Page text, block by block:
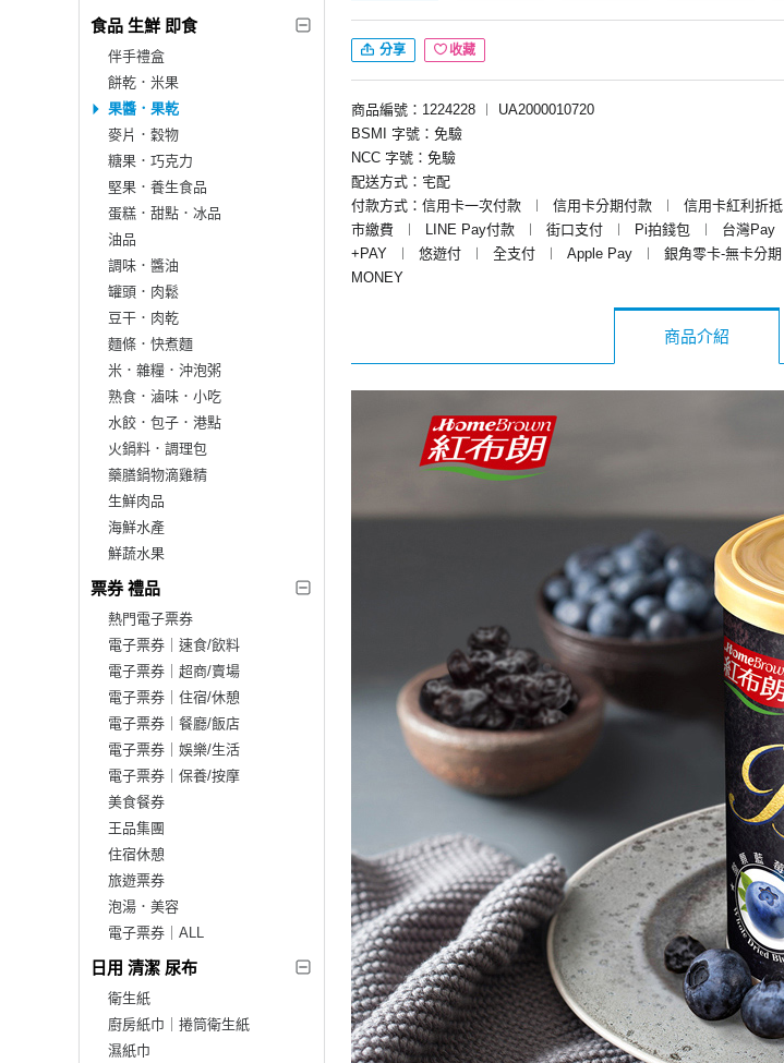
食品 生鮮 即食
伴手禮盒
餅乾．米果
果醬．果乾
麥片．穀物
糖果．巧克力
堅果．養生食品
蛋糕．甜點．冰品
油品
調味．醬油
罐頭．肉鬆
豆干．肉乾
麵條．快煮麵
米．雜糧．沖泡粥
熟食．滷味．小吃
水餃．包子．港點
火鍋料．調理包
藥膳鍋物滴雞精
生鮮肉品
海鮮水產
鮮蔬水果
票券 禮品
熱門電子票券
電子票券｜速食/飲料
電子票券｜超商/賣場
電子票券｜住宿/休憩
電子票券｜餐廳/飯店
電子票券｜娛樂/生活
電子票券｜保養/按摩
美食餐券
王品集團
住宿休憩
旅遊票券
泡湯．美容
電子票券｜ALL
日用 清潔 尿布
衛生紙
廚房紙巾｜捲筒衛生紙
濕紙巾
分享 收藏
商品編號：1224228 ︱
UA2000010720
BSMI 字號：免驗
NCC 字號：免驗
配送方式：宅配
付款方式：信用卡一次付款
︱ 信用卡分期付款 ︱ 信用卡紅利折抵
市繳費
︱ LINE Pay付款 ︱ 街口支付 ︱ Pi拍錢包 ︱ 台灣Pay
+PAY
︱ 悠遊付 ︱ 全支付 ︱ Apple Pay ︱ 銀角零卡-無卡分期
MONEY
商品介紹